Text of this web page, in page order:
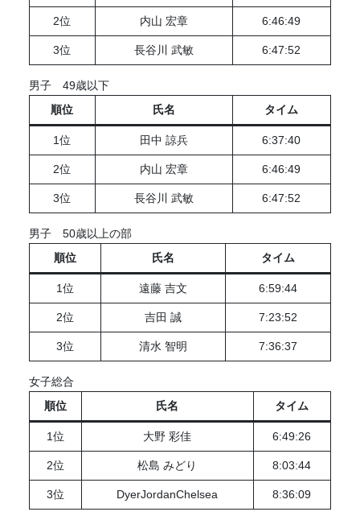
2位 内山 宏章 6:46:49
3位 ⾧谷川 武敏 6:47:52
男子 49歳以下
順位
氏名 タイム
1位 田中 諒兵 6:37:40
2位 内山 宏章 6:46:49
3位 ⾧谷川 武敏 6:47:52
男子 50歳以上の部
順位
氏名 タイム
1位 遠藤 吉文 6:59:44
2位 吉田 誠 7:23:52
3位 清水 智明 7:36:37
女子総合
順位
氏名 タイム
1位 大野 彩佳 6:49:26
2位 松島 みどり 8:03:44
3位 DyerJordanChelsea 8:36:09